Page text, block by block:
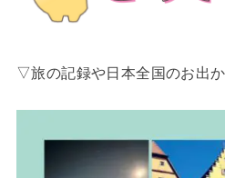
▽旅の記録や日本全国のお出